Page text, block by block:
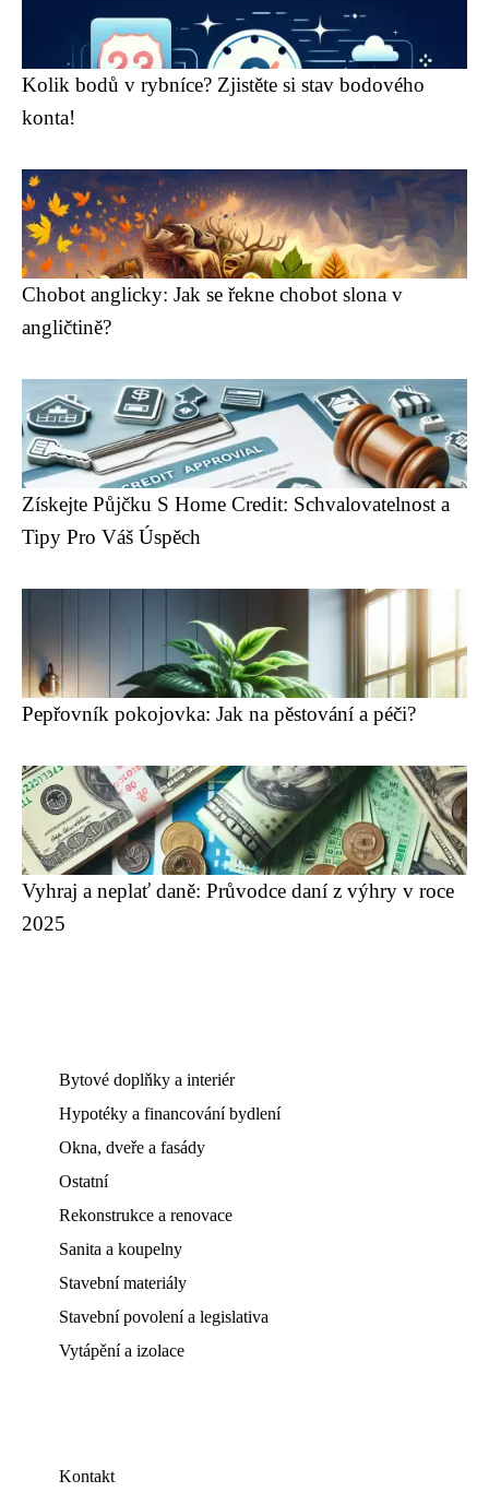
Kolik bodů v rybníce? Zjistěte si stav bodového
konta!
Chobot anglicky: Jak se řekne chobot slona v
angličtině?
Získejte Půjčku S Home Credit: Schvalovatelnost a
Tipy Pro Váš Úspěch
Pepřovník pokojovka: Jak na pěstování a péči?
Vyhraj a neplať daně: Průvodce daní z výhry v roce
2025
Bytové doplňky a interiér
Hypotéky a financování bydlení
Okna, dveře a fasády
Ostatní
Rekonstrukce a renovace
Sanita a koupelny
Stavební materiály
Stavební povolení a legislativa
Vytápění a izolace
Kontakt